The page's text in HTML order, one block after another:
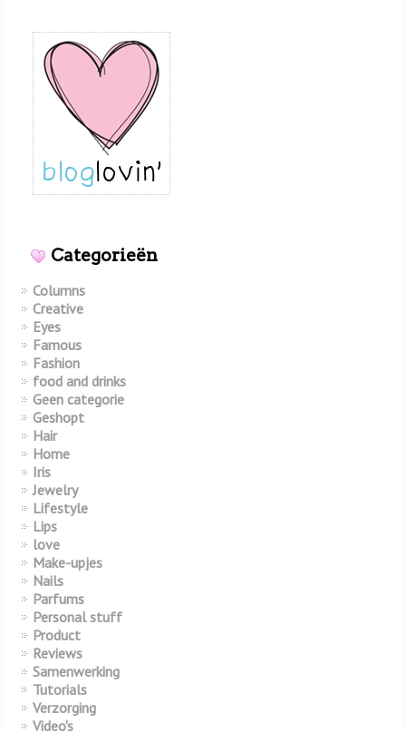
Categorieën
Columns
Creative
Eyes
Famous
Fashion
food and drinks
Geen categorie
Geshopt
Hair
Home
Iris
Jewelry
Lifestyle
Lips
love
Make-upjes
Nails
Parfums
Personal stuff
Product
Reviews
Samenwerking
Tutorials
Verzorging
Video's